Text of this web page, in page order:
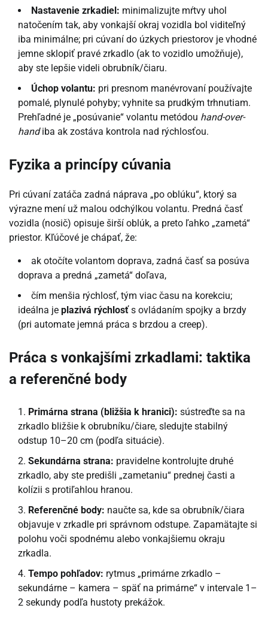
Nastavenie zrkadiel: minimalizujte mŕtvy uhol
natočením tak, aby vonkajší okraj vozidla bol viditeľný
iba minimálne; pri cúvaní do úzkych priestorov je vhodné
jemne sklopiť pravé zrkadlo (ak to vozidlo umožňuje),
aby ste lepšie videli obrubník/čiaru.
Úchop volantu: pri presnom manévrovaní používajte
pomalé, plynulé pohyby; vyhnite sa prudkým trhnutiam.
Prehľadné je „posúvanie“ volantu metódou hand-over-
handiba ak zostáva kontrola nad rýchlosťou.
Fyzika a princípy cúvania
Pri cúvaní zatáča zadná náprava „po oblúku“, ktorý sa
výrazne mení už malou odchýlkou volantu. Predná časť
vozidla (nosič) opisuje širší oblúk, a preto ľahko „zametá“
priestor. Kľúčové je chápať, že:
ak otočíte volantom doprava, zadná časť sa posúva
doprava a predná „zametá“ doľava,
čím menšia rýchlosť, tým viac času na korekciu;
ideálna je plazivá rýchlosťs ovládaním spojky a brzdy
(pri automate jemná práca s brzdou a creep).
Práca s vonkajšími zrkadlami: taktika
a referenčné body
Primárna strana (bližšia k hranici): sústreďte sa na
zrkadlo bližšie k obrubníku/čiare, sledujte stabilný
odstup 10–20 cm (podľa situácie).
Sekundárna strana: pravidelne kontrolujte druhé
zrkadlo, aby ste predišli „zametaniu“ prednej časti a
kolízii s protiľahlou hranou.
Referenčné body: naučte sa, kde sa obrubník/čiara
objavuje v zrkadle pri správnom odstupe. Zapamätajte si
polohu voči spodnému alebo vonkajšiemu okraju
zrkadla.
Tempo pohľadov: rytmus „primárne zrkadlo –
sekundárne – kamera – späť na primárne“ v intervale 1–
2 sekundy podľa hustoty prekážok.